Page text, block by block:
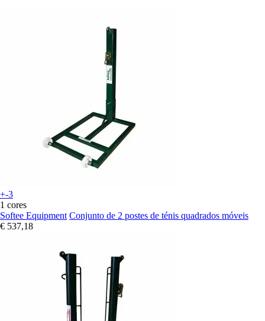
+-3
1 cores
Softee Equipment Conjunto de 2 postes de ténis quadrados móveis
€ 537,18